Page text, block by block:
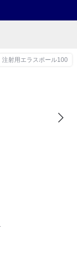
注射用エラスポール100